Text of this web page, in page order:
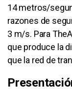
14 metros/
razones de
3 m/s. Para
que produce la
que la red de